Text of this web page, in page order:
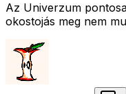
Az Univerzum
okostojás meg nem